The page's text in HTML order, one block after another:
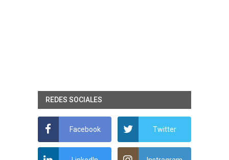
REDES SOCIALES
Facebook Twitter